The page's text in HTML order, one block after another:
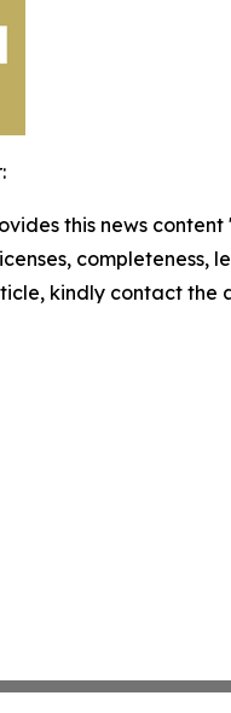
this news
kindly contact the